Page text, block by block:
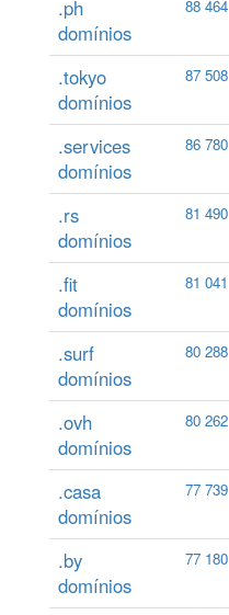
.ph
domínios
88 464
.tokyo
domínios
87 508
.services
domínios
86 780
.rs
domínios
81 490
.fit
domínios
81 041
.surf
domínios
80 288
.ovh
domínios
80 262
.casa
domínios
77 739
.by
domínios
77 180